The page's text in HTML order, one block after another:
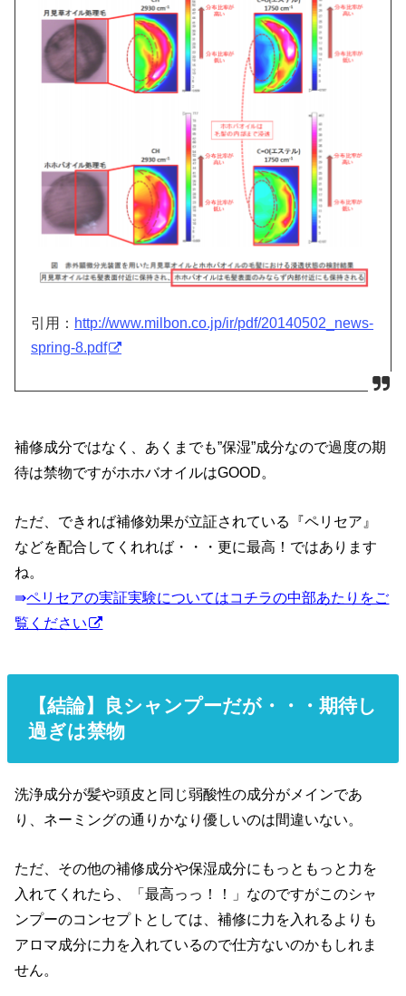
引用： http://www.milbon.co.jp/ir/pdf/20140502_news-
spring-8.pdf
補修成分ではなく、あくまでも”保湿”成分なので過度の期
待は禁物ですがホホバオイルはGOOD。
ただ、できれば補修効果が立証されている『ペリセア』
などを配合してくれれば・・・更に最高！ではあります
ね。
⇛ペリセアの実証実験についてはコチラの中部あたりをご
覧ください
【結論】良シャンプーだが・・・期待し
過ぎは禁物
洗浄成分が髪や頭皮と同じ弱酸性の成分がメインであ
り、ネーミングの通りかなり優しいのは間違いない。
ただ、その他の補修成分や保湿成分にもっともっと力を
入れてくれたら、「最高っっ！！」なのですがこのシャ
ンプーのコンセプトとしては、補修に力を入れるよりも
アロマ成分に力を入れているので仕方ないのかもしれま
せん。